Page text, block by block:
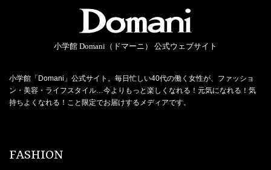
小学館 Domani（ドマーニ） 公式ウェブサイト
小学館「Domani」公式サイト。毎日忙しい40代の働く女性が、ファッショ
ン・美容・ライフスタイル…今よりもっと楽しくなれる！元気になれる！気
持ちよくなれる！こと限定でお届けするメディアです。
FASHION